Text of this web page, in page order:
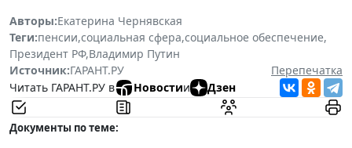
Авторы:Екатерина Чернявская
Теги:пенсии,социальная сфера,социальное обеспечение,
Президент РФ,Владимир Путин
Источник:ГАРАНТ.РУ
Перепечатка
Читать ГАРАНТ.РУ в
Новостии Дзен
Документы по теме: